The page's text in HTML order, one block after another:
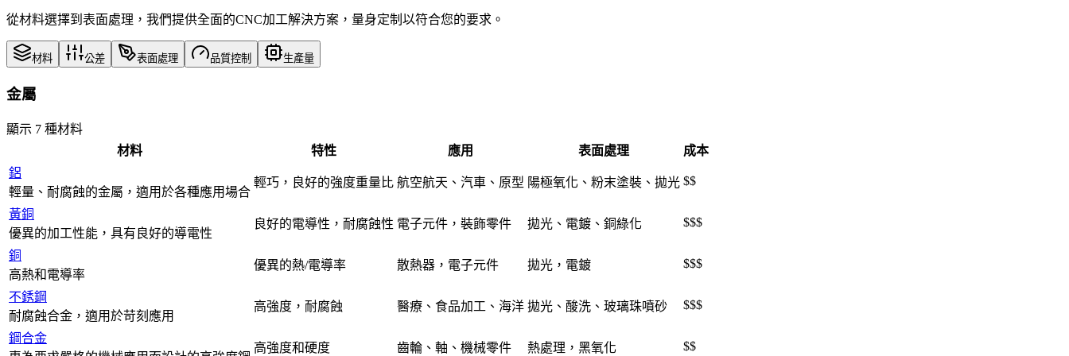
從材料選擇到表面處理，我們提供全面的CNC加工解決方案，量身定制以符合您的要求。
材料 公差 表面處理 品質控制 生產量
金屬
顯示 7 種材料
材料
特性 應用 表面處理
成本
鋁
輕量、耐腐蝕的金屬，適用於各種應用場合
輕巧，良好的強度重量比 航空航天、汽車、原型 陽極氧化、粉末塗裝、拋光 $$
黃銅
優異的加工性能，具有良好的導電性
良好的電導性，耐腐蝕性 電子元件，裝飾零件 拋光、電鍍、銅綠化 $$$
銅
高熱和電導率
優異的熱/電導率 散熱器，電子元件 拋光，電鍍 $$$
不銹鋼
耐腐蝕合金，適用於苛刻應用
高強度，耐腐蝕 醫療、食品加工、海洋 拋光、酸洗、玻璃珠噴砂 $$$
鋼合金
高強度和硬度 齒輪、軸、機械零件 熱處理，黑氧化 $$